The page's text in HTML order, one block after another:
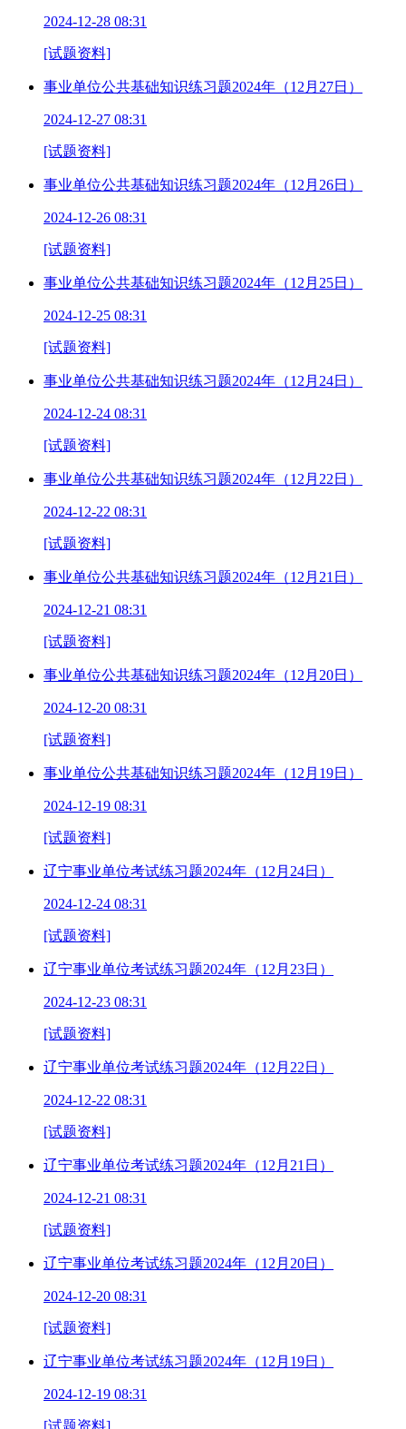
2024-12-28 08:31
[试题资料]
事业单位公共基础知识练习题2024年（12月27日）
2024-12-27 08:31
[试题资料]
事业单位公共基础知识练习题2024年（12月26日）
2024-12-26 08:31
[试题资料]
事业单位公共基础知识练习题2024年（12月25日）
2024-12-25 08:31
[试题资料]
事业单位公共基础知识练习题2024年（12月24日）
2024-12-24 08:31
[试题资料]
事业单位公共基础知识练习题2024年（12月22日）
2024-12-22 08:31
[试题资料]
事业单位公共基础知识练习题2024年（12月21日）
2024-12-21 08:31
[试题资料]
事业单位公共基础知识练习题2024年（12月20日）
2024-12-20 08:31
[试题资料]
事业单位公共基础知识练习题2024年（12月19日）
2024-12-19 08:31
[试题资料]
辽宁事业单位考试练习题2024年（12月24日）
2024-12-24 08:31
[试题资料]
辽宁事业单位考试练习题2024年（12月23日）
2024-12-23 08:31
[试题资料]
辽宁事业单位考试练习题2024年（12月22日）
2024-12-22 08:31
[试题资料]
辽宁事业单位考试练习题2024年（12月21日）
2024-12-21 08:31
[试题资料]
辽宁事业单位考试练习题2024年（12月20日）
2024-12-20 08:31
[试题资料]
辽宁事业单位考试练习题2024年（12月19日）
2024-12-19 08:31
[试题资料]